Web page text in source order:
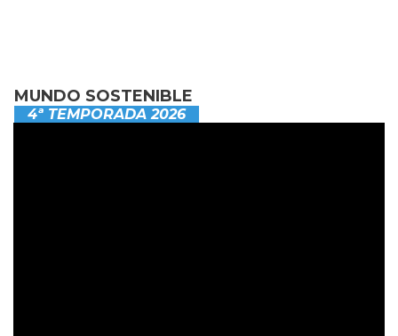
MUNDO SOSTENIBLE
4ª TEMPORADA 2026